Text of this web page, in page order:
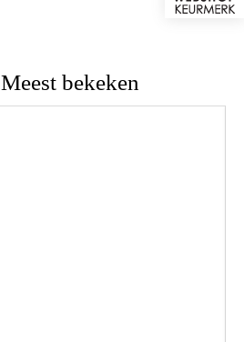
Meest bekeken